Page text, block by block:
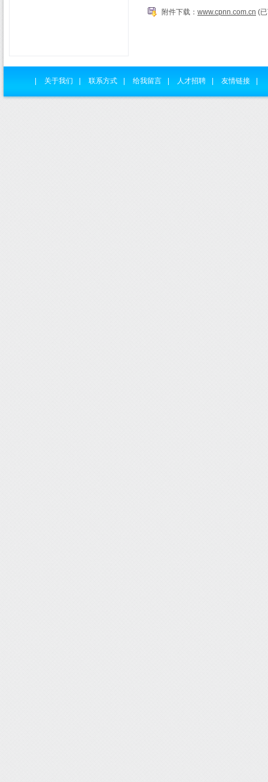
附件下载： www.cpnn.com.cn (
关于我们 联系方式 给我留言 人才招聘 友情链接